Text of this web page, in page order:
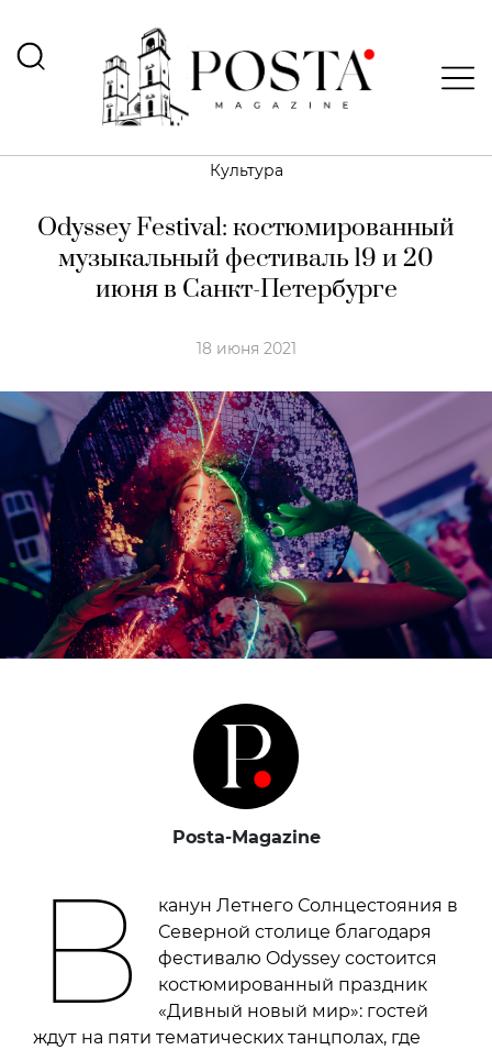
Культура
Odyssey Festival: костюмированный
музыкальный фестиваль 19 и 20
июня в Санкт-Петербурге
18 июня 2021
Posta-Magazine
В
канун Летнего Солнцестояния в
Северной столице благодаря
фестивалю Odyssey состоится
костюмированный праздник
«Дивный новый мир»: гостей
ждут на пяти тематических танцполах, где